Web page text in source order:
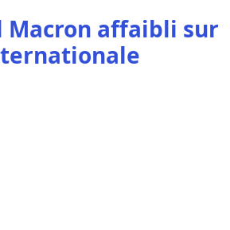
Macron affaibli sur